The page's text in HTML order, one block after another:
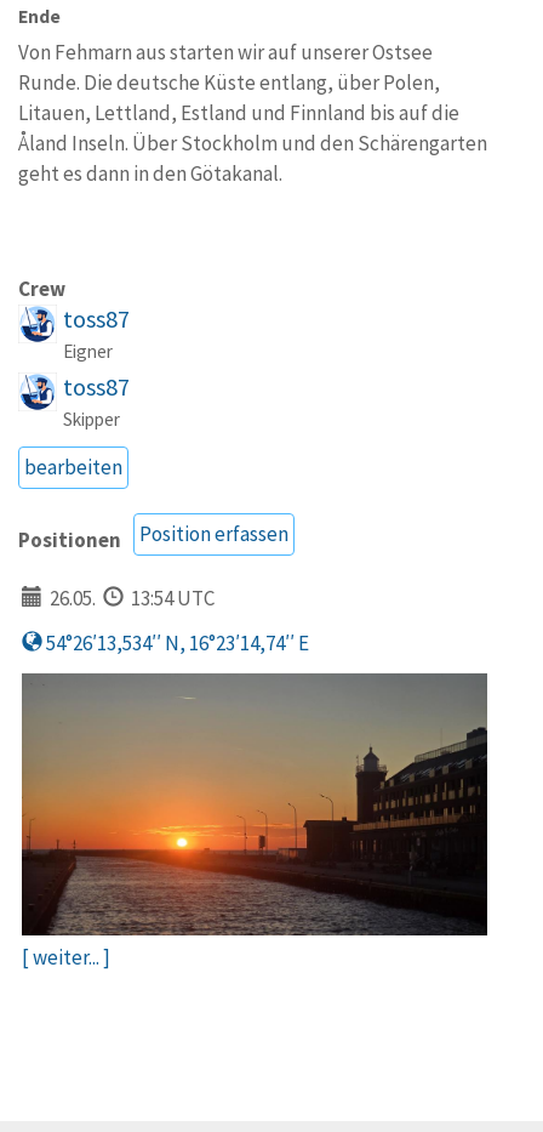
Ende
Von Fehmarn aus starten wir auf unserer Ostsee
Runde. Die deutsche Küste entlang, über Polen,
Litauen, Lettland, Estland und Finnland bis auf die
Åland Inseln. Über Stockholm und den Schärengarten
geht es dann in den Götakanal.
Crew
toss87
Eigner
toss87
Skipper
bearbeiten
Positionen Position erfassen
26.05.
13:54 UTC
54°26′13,534′′ N, 16°23′14,74′′ E
[ weiter... ]